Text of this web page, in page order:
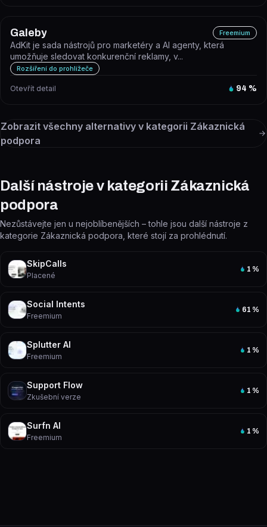
Galeby Freemium
AdKit je sada nástrojů pro marketéry a AI agenty, která
umožňuje sledovat konkurenční reklamy, v...
Rozšíření do prohlížeče
Otevřít detail 94 %
Zobrazit všechny alternativy v kategorii Zákaznická
podpora
Další nástroje v kategorii Zákaznická
podpora
Nezůstávejte jen u nejoblíbenějších – tohle jsou další nástroje z
kategorie Zákaznická podpora, které stojí za prohlédnutí.
SkipCalls
Placené
1 %
Social Intents
Freemium
61 %
Splutter AI
Freemium
1 %
Support Flow
Zkušební verze
1 %
Surfn AI
Freemium
1 %